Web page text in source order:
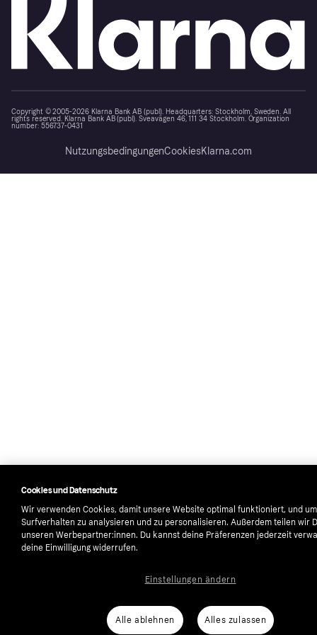
Copyright © 2005-2026 Klarna Bank AB (publ). Headquarters: Stockholm, Sweden. All
rights reserved. Klarna Bank AB (publ). Sveavägen 46, 111 34 Stockholm. Organization
number: 556737-0431
NutzungsbedingungenCookiesKlarna.com
Cookies und Datenschutz
Wir verwenden Cookies, damit unsere Website optimal funktioniert, und
Surfverhalten zu analysieren und zu personalisieren. Außerdem teilen wir
unseren Werbepartner:innen. Du kannst deine Präferenzen jederzeit
deine Einwilligung widerrufen.
Alle ablehnen Alles zulassen
Einstellungen ändern